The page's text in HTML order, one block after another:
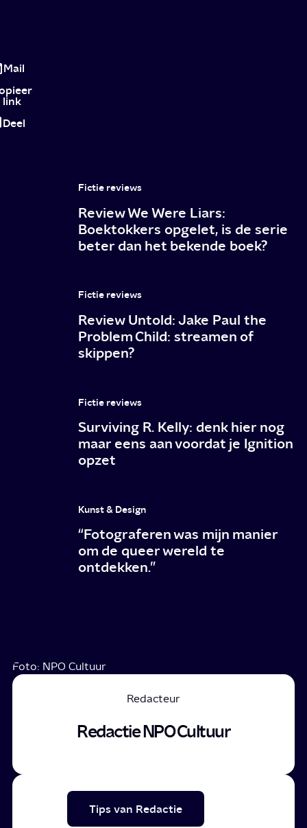
meisje
dat
vervloekt
was:
speurtocht
verdwenen
buurjongen
Mail
link
Deel
Fictie reviews
Review We Were Liars:
Boektokkers opgelet, is de serie
beter dan het bekende boek?
Fictie reviews
Review Untold: Jake Paul the
Problem Child: streamen of
skippen?
Fictie reviews
Surviving R. Kelly: denk hier nog
maar eens aan voordat je Ignition
opzet
Kunst & Design
“Fotograferen was mijn manier
om de queer wereld te
ontdekken.”
Foto: NPO Cultuur
Redacteur
Redactie NPO Cultuur
Tips van Redactie